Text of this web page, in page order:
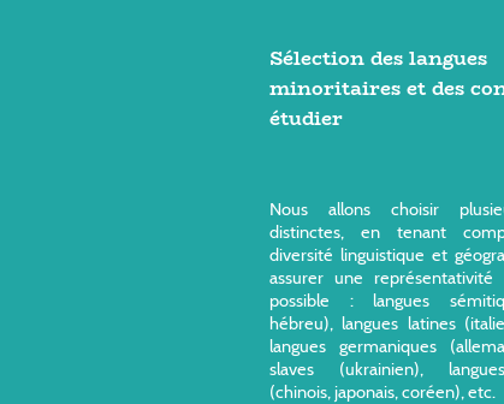
Sélection des langues
minoritaires et des
étudier
Nous allons choisir
distinctes, en tenant
diversité linguistique et
assurer une représentativité
possible : langues
hébreu), langues latines
langues germaniques
slaves (ukrainien),
(chinois, japonais, coréen), etc.